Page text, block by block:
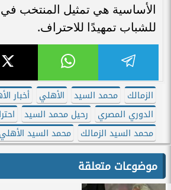
الأساسية هي تمثيل المنتخب
للشباب تمهيدًا للاحتراف.
الزمالك محمد السيد الأهلي أخبار
الدوري المصري
رحيل محمد السيد
محمد السيد الزمالك
محمد السيد الأهلي
موضوعات متعلقة